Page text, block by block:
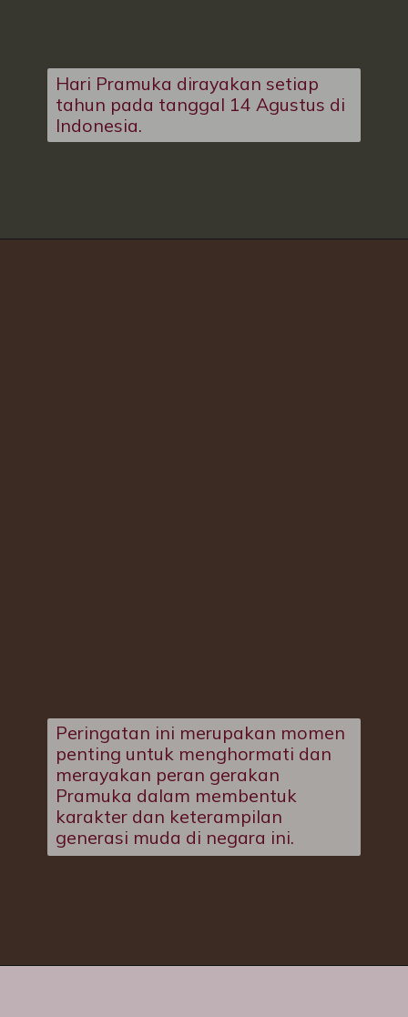
Hari Pramuka dirayakan setiap
tahun pada tanggal 14 Agustus di
Indonesia.
Peringatan ini merupakan momen
penting untuk menghormati dan
merayakan peran gerakan
Pramuka dalam membentuk
karakter dan keterampilan
generasi muda di negara ini.